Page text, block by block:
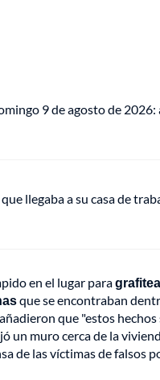
9 de agosto de
llegaba a su casa de
en el lugar para
que se encontraban
que "estos
un muro cerca de la
de las víctimas de falsos